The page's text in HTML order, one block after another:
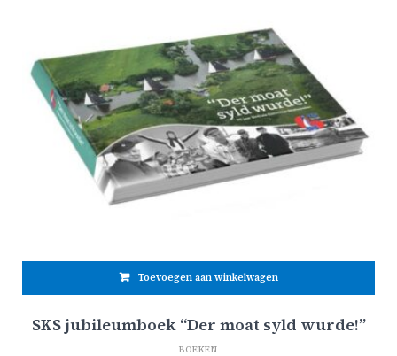
Toevoegen aan winkelwagen
SKS jubileumboek “Der moat syld wurde!”
BOEKEN